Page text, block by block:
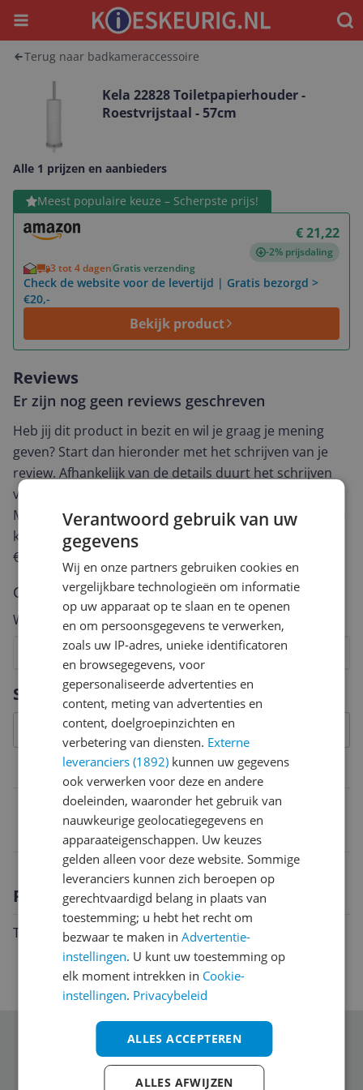
Menu
Terug naar badkameraccessoire
Kela 22828 Toiletpapierhouder -
Roestvrijstaal - 57cm
Alle 1 prijzen en aanbieders
Meest populaire keuze – Scherpste prijs!
€ 21,22
-2% prijsdaling
3 tot 4 dagenGratis verzending
Check de website voor de levertijd | Gratis bezorgd >
€20,-
Bekijk product
Bekijk product
Specificaties
Belangrijkste kenmerken
4025457228285
Productomschrijving
Toilet paper holder Carta
Reviews
Er zijn nog geen reviews geschreven
Heb jij dit product in bezit en wil je graag je mening
geven? Start dan hieronder met het schrijven van je
review. Afhankelijk van de details duurt het schrijven
van een review gemiddeld tussen de 3 en 10 minuten.
Met jouw mening help je andere bezoekers een betere
keuze te maken én maak je iedere maand kans op
€250,-!
Klik hier voor de actievoorwaarden.
Cijfer
Welk cijfer geef jij dit product?
8
7
6
5
4
3
2
Vraag 1 van 4
Schrijf je in voor onze nieuwsbrief
Verantwoord gebruik van uw
gegevens
Wij en onze partners gebruiken cookies en
vergelijkbare technologieën om informatie
op uw apparaat op te slaan en te openen
en om persoonsgegevens te verwerken,
zoals uw IP-adres, unieke identificatoren
en browsegegevens, voor
gepersonaliseerde advertenties en
content, meting van advertenties en
content, doelgroepinzichten en
verbetering van diensten. Externe
leveranciers (1892) kunnen uw gegevens
ook verwerken voor deze en andere
doeleinden, waaronder het gebruik van
nauwkeurige geolocatiegegevens en
apparaateigenschappen. Uw keuzes
gelden alleen voor deze website. Sommige
leveranciers kunnen zich beroepen op
gerechtvaardigd belang in plaats van
toestemming; u hebt het recht om
bezwaar te maken inAdvertentie-
instellingen. U kunt uw toestemming op
elk moment intrekken in Cookie-
instellingen. Privacybeleid
ALLES ACCEPTEREN
ALLES AFWIJZEN